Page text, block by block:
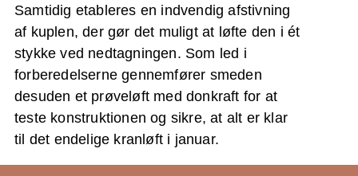
Samtidig etableres en indvendig afstivning
af kuplen, der gør det muligt at løfte den i ét
stykke ved nedtagningen. Som led i
forberedelserne gennemfører smeden
desuden et prøveløft med donkraft for at
teste konstruktionen og sikre, at alt er klar
til det endelige kranløft i januar.